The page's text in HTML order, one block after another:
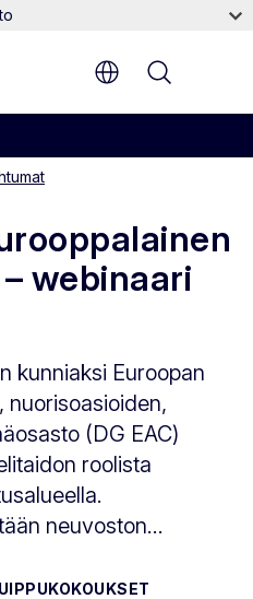
webinaari
kunniaksi Euroopan
nuorisoasioiden,
(DG EAC)
roolista
neuvoston...